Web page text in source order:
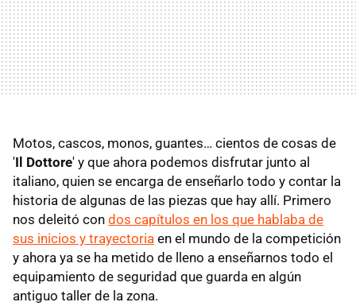
Motos, cascos, monos, guantes… cientos de cosas de
'Il Dottore' y que ahora podemos disfrutar junto al
italiano, quien se encarga de enseñarlo todo y contar la
historia de algunas de las piezas que hay allí. Primero
nos deleitó con dos capítulos en los que hablaba de
sus inicios y trayectoria en el mundo de la competición
y ahora ya se ha metido de lleno a enseñarnos todo el
equipamiento de seguridad que guarda en algún
antiguo taller de la zona.